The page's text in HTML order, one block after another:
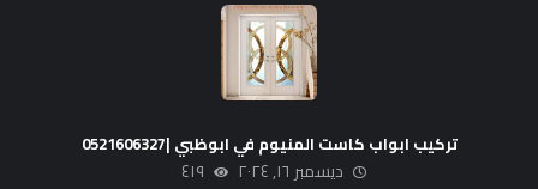
تركيب ابواب كاست المنيوم في ابوظبي |0521606327
ديسمبر ١٦, ٢٠٢٤ ٤١٩